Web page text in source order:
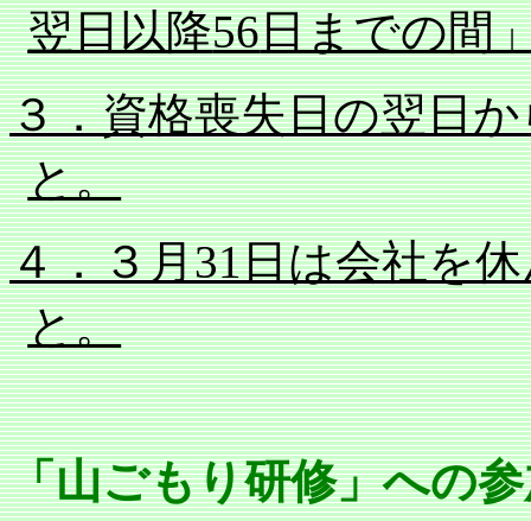
翌日以降56日までの間
３．資格喪失日の翌日
と。
４．３月31日は会社を
と。
「山ごもり研修」への